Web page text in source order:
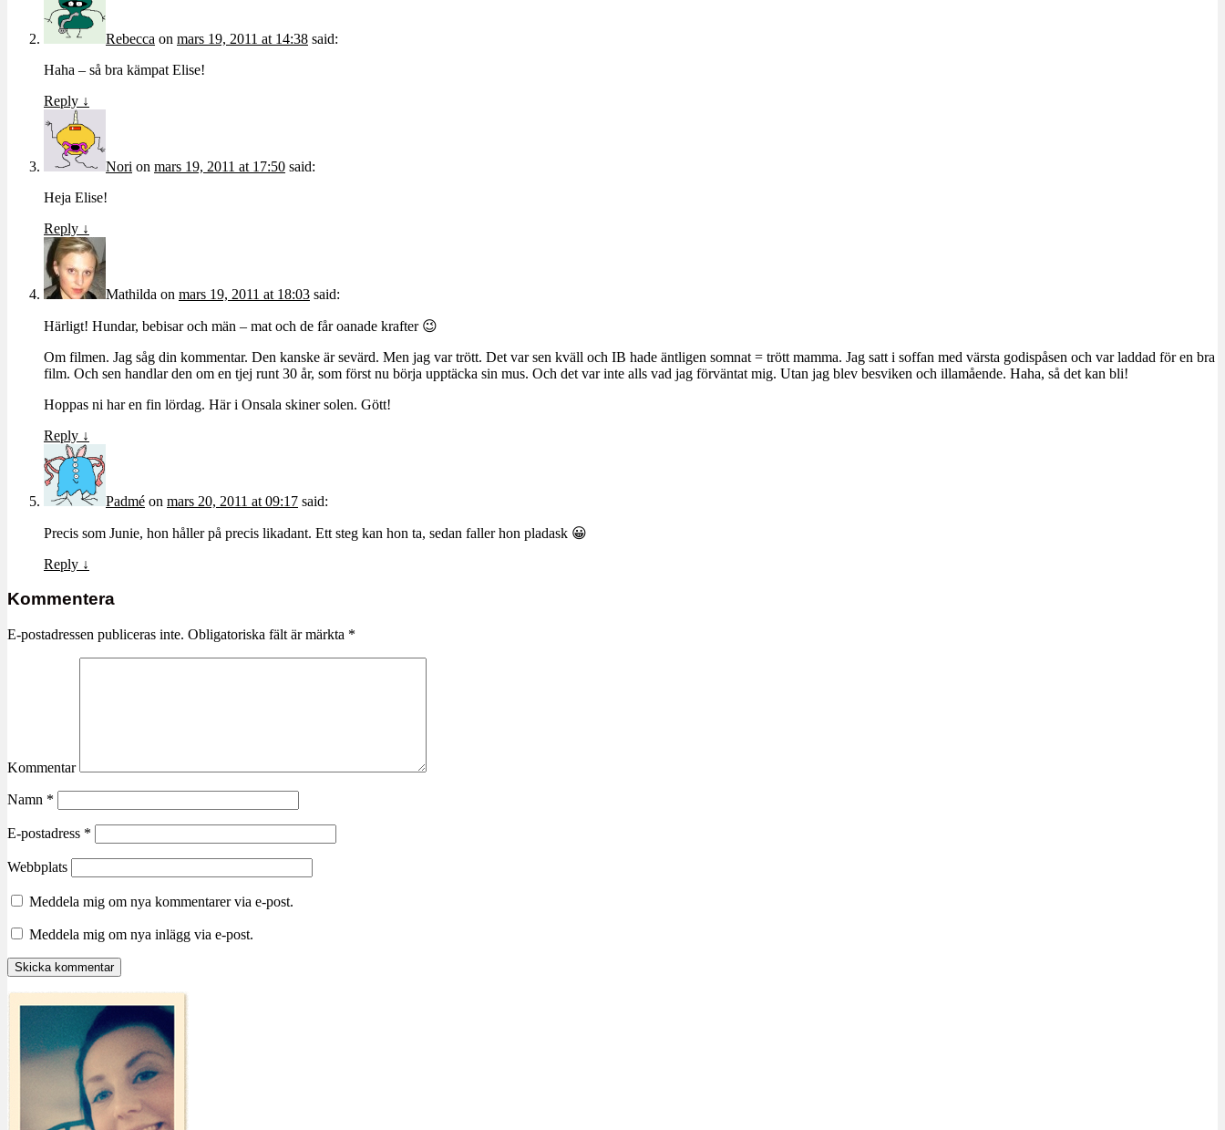
Rebecca on mars 19, 2011 at 14:38 said:
Haha – så bra kämpat Elise!
Reply ↓
Nori on mars 19, 2011 at 17:50 said:
Heja Elise!
Reply ↓
Mathilda on mars 19, 2011 at 18:03 said:
Härligt! Hundar, bebisar och män – mat och de får oanade krafter 😉
Om filmen. Jag såg din kommentar. Den kanske är sevärd. Men jag var trött. Det var sen kväll och IB hade äntligen somnat = trött mamma. Jag satt i soffan med värsta godispåsen och var laddad för en bra
film. Och sen handlar den om en tjej runt 30 år, som först nu börja upptäcka sin mus. Och det var inte alls vad jag förväntat mig. Utan jag blev besviken och illamående. Haha, så det kan bli!
Hoppas ni har en fin lördag. Här i Onsala skiner solen. Gött!
Reply ↓
Padmé on mars 20, 2011 at 09:17 said:
Precis som Junie, hon håller på precis likadant. Ett steg kan hon ta, sedan faller hon pladask 😀
Reply ↓
Kommentera
E-postadressen publiceras inte. Obligatoriska fält är märkta *
Kommentar
Namn *
E-postadress *
Webbplats
Meddela mig om nya kommentarer via e-post.
Meddela mig om nya inlägg via e-post.